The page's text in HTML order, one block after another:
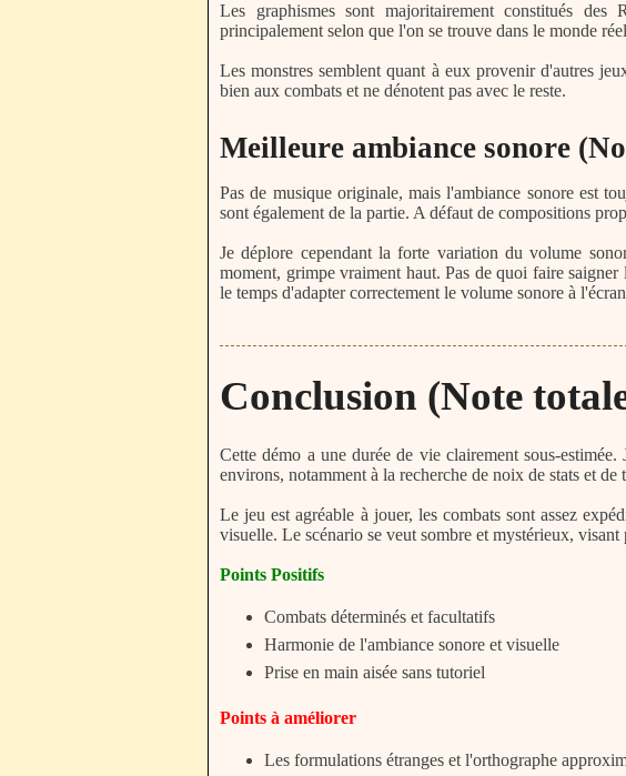
Les graphismes sont majoritairement constitués des
principalement selon que l'on se trouve dans le monde
Les monstres semblent quant à eux provenir d'autres
bien aux combats et ne dénotent pas avec le reste.
Meilleure ambiance sonore
Pas de musique originale, mais l'ambiance sonore est
sont également de la partie. A défaut de compositions
Je déplore cependant la forte variation du volume
moment, grimpe vraiment haut. Pas de quoi faire
le temps d'adapter correctement le volume sonore à
Conclusion (Note
Cette démo a une durée de vie clairement sous-
environs, notamment à la recherche de noix de stats et de
Le jeu est agréable à jouer, les combats sont assez
visuelle. Le scénario se veut sombre et mystérieux,
Points Positifs
Combats déterminés et facultatifs
Harmonie de l'ambiance sonore et visuelle
Prise en main aisée sans tutoriel
Points à améliorer
Les formulations étranges et l'orthographe